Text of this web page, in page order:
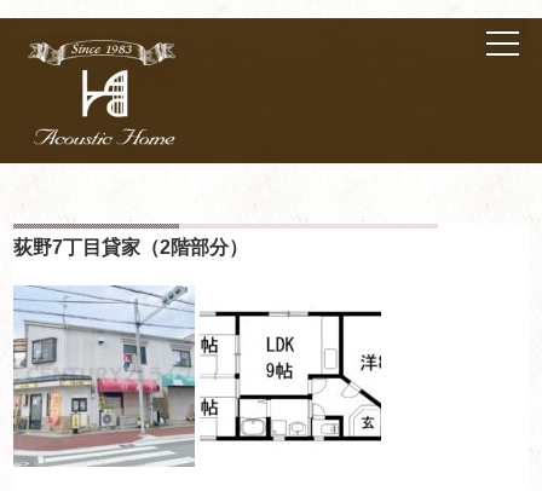
荻野7丁目貸家（2階部分）